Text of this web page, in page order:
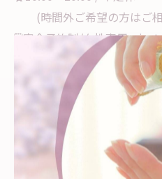
(時間外ご希望の方はご
🗓️完全予約制/女性専用
専用ウェア•飲料水•アメ
生理中•妊娠中OK/お子様
#楽痩せダイエット #食事制
#温活ダイエット #宇城市エ